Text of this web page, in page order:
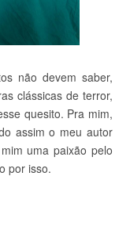
não devem saber,
clássicas de terror,
quesito. Pra mim,
assim o meu autor
uma paixão pelo
por isso.